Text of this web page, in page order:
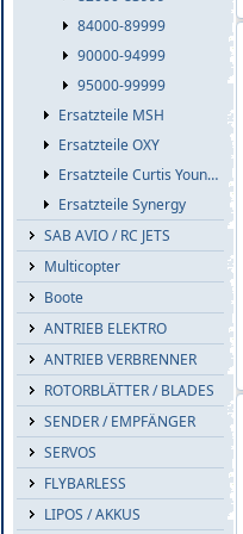
84000-89999
90000-94999
95000-99999
Ersatzteile MSH
Ersatzteile OXY
Ersatzteile Curtis Youngblood
Ersatzteile Synergy
SAB AVIO / RC JETS
Multicopter
Boote
ANTRIEB ELEKTRO
ANTRIEB VERBRENNER
ROTORBLÄTTER / BLADES
SENDER / EMPFÄNGER
SERVOS
FLYBARLESS
LIPOS / AKKUS